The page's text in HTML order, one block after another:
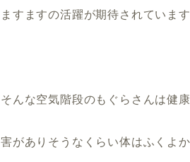
ますますの活躍が期待されています
そんな空気階段のもぐらさんは健
害がありそうなくらい体はふくよか